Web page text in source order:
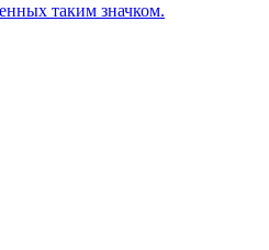
таким значком.